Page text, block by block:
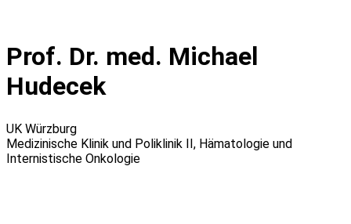
wechseln
Prof. Dr. med. Michael
Hudecek
UK Würzburg
Medizinische Klinik und Poliklinik II, Hämatologie und
Internistische Onkologie